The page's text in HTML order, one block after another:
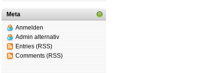
Meta
Anmelden
Admin alternativ
Entries (RSS)
Comments (RSS)